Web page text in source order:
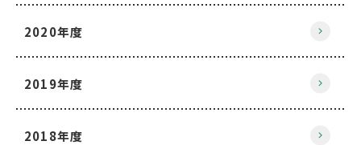
2020年度
2019年度
2018年度